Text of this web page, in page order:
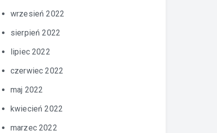
wrzesień 2022
sierpień 2022
lipiec 2022
czerwiec 2022
maj 2022
kwiecień 2022
marzec 2022